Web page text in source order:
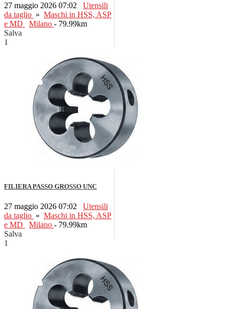
27 maggio 2026 07:02
Utensili
da taglio » Maschi in HSS, ASP
e MD
Milano - 79.99km
Salva
1
FILIERA PASSO GROSSO UNC
27 maggio 2026 07:02
Utensili
da taglio » Maschi in HSS, ASP
e MD
Milano - 79.99km
Salva
1